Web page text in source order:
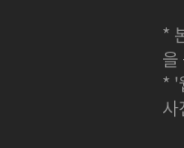
*
을
* '
사